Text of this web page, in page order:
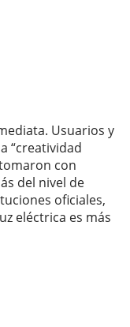
Usuarios y
“creatividad
con
del nivel de
oficiales,
eléctrica es más